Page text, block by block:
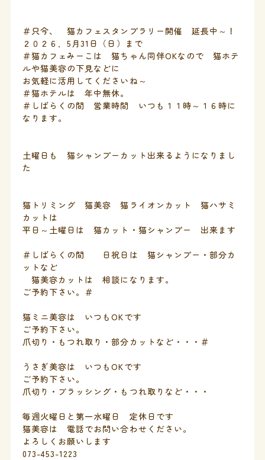
＃只今、 猫カフェスタンプラリー開催 延長中～！
２０２６．5月31日（日）まで
＃猫カフェみーこは 猫ちゃん同伴OKなので 猫ホテ
ルや猫美容の下見などに
お気軽に活用してくださいね～
＃猫ホテルは 年中無休。
＃しばらくの間 営業時間 いつも１１時～１６時に
なります。
土曜日も 猫シャンプーカット出来るようになりまし
た
猫トリミング 猫美容 猫ライオンカット 猫ハサミ
カットは
平日～土曜日は 猫カット・猫シャンプー 出来ます
＃しばらくの間 日祝日は 猫シャンプー・部分カ
ットなど
猫美容カットは 相談になります。
ご予約下さい。＃
猫ミニ美容は いつもOKです
ご予約下さい。
爪切り・もつれ取り・部分カットなど・・・＃
うさぎ美容は いつもOKです
ご予約下さい。
爪切り・ブラッシング・もつれ取りなど・・・
毎週火曜日と第一水曜日 定休日です
猫美容は 電話でお問い合わせください。
よろしくお願いします
073-453-1223